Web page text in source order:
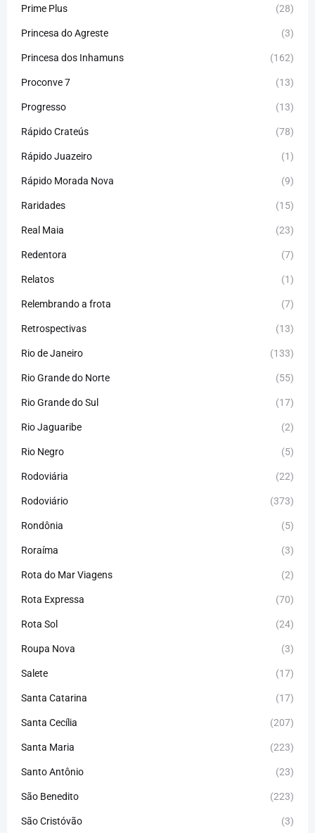
Prime Plus (28)
Princesa do Agreste (3)
Princesa dos Inhamuns (162)
Proconve 7 (13)
Progresso (13)
Rápido Crateús (78)
Rápido Juazeiro (1)
Rápido Morada Nova (9)
Raridades (15)
Real Maia (23)
Redentora (7)
Relatos (1)
Relembrando a frota (7)
Retrospectivas (13)
Rio de Janeiro (133)
Rio Grande do Norte (55)
Rio Grande do Sul (17)
Rio Jaguaribe (2)
Rio Negro (5)
Rodoviária (22)
Rodoviário (373)
Rondônia (5)
Roraíma (3)
Rota do Mar Viagens (2)
Rota Expressa (70)
Rota Sol (24)
Roupa Nova (3)
Salete (17)
Santa Catarina (17)
Santa Cecília (207)
Santa Maria (223)
Santo Antônio (23)
São Benedito (223)
São Cristóvão (3)